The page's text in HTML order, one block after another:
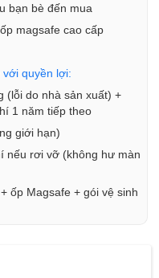
bạn bè đến mua
magsafe cao cấp
với quyền lợi:
(lỗi do nhà sản xuất) +
1 năm tiếp theo
giới hạn)
nếu rơi vỡ (không hư màn
ốp Magsafe + gói vệ sinh